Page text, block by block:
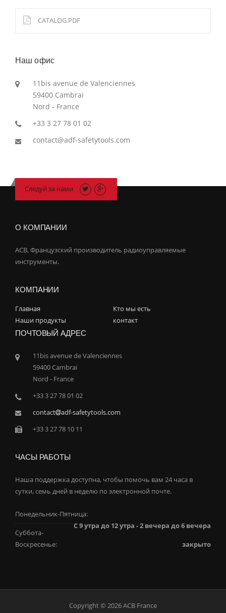
CATALOG.PDF
Наш офис
11bis avenue de Valenciennes
59400 Cambrai
Nord - France
+33 3 27 78 01 02
contact@adf-safetytools.com
Следуй за нами
О КОМПАНИИ
ACB, Французский производитель радиоуправляемые
инструменты.
КОМПАНИИ
Главная
Кто мы есть
Наши продукты
контакт
ПОЧТОВЫЙ АДРЕС
11bis avenue de Valenciennes
59400 Cambrai
Nord - France
+33 3 27 78 01 02
contact
adf-safetytools.com
+33 3 27 78 10 11
ЧАСЫ РАБОТЫ
Наша поддержка доступна, чтобы помочь вам 24 часа в
сутки, семь дней в неделю по электронной почте.
Понедельник-Пятница:
С 9 утра до 12 утра - 2 вечера до 6 вечера
Суббота-
Воскресенье:
закрыто
Copyright © 2026 ACB France